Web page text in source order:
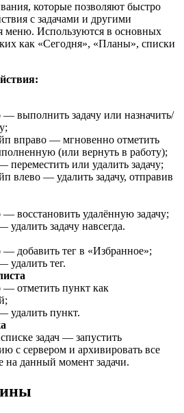
которые позволяют быстро
с задачами и другими
меню. Используются в основных
как «Сегодня», «Планы», списки
— выполнить задачу или назначить/
вправо — мгновенно отметить
(или вернуть в работу);
переместить или удалить задачу;
влево — удалить задачу, отправив
— восстановить удалённую задачу;
удалить задачу навсегда.
— добавить тег в «Избранное»;
удалить тег.
— отметить пункт как
удалить пункт.
задач — запустить
с сервером и архивировать все
данный момент задачи.